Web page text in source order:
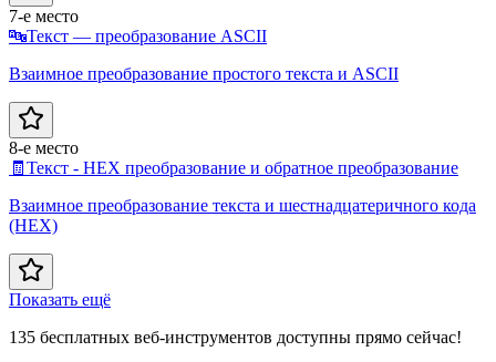
7-е место
🔤Текст — преобразование ASCII
Взаимное преобразование простого текста и ASCII
8-е место
🧾 Текст - HEX преобразование и обратное преобразование
Взаимное преобразование текста и шестнадцатеричного кода
(HEX)
Показать ещё
135 бесплатных веб-инструментов доступны прямо сейчас!